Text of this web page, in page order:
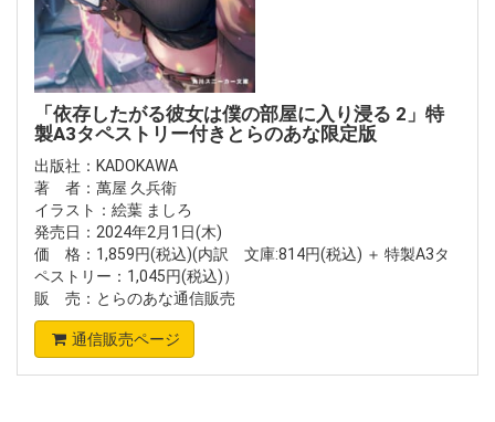
「依存したがる彼女は僕の部屋に入り浸る 2」特
製A3タペストリー付きとらのあな限定版
出版社：KADOKAWA
著 者：萬屋 久兵衛
イラスト：絵葉 ましろ
発売日：2024年2月1日(木)
価 格：1,859円(税込)(内訳 文庫:814円(税込) ＋ 特製A3タ
ペストリー：1,045円(税込)）
販 売：とらのあな通信販売
通信販売ページ